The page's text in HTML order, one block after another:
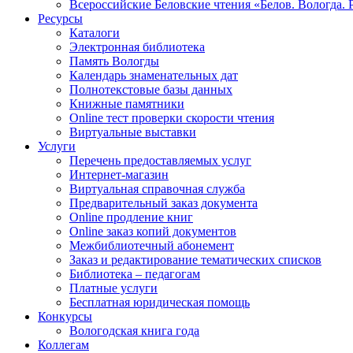
Всероссийские Беловские чтения «Белов. Вологда.
Ресурсы
Каталоги
Электронная библиотека
Память Вологды
Календарь знаменательных дат
Полнотекстовые базы данных
Книжные памятники
Online тест проверки скорости чтения
Виртуальные выставки
Услуги
Перечень предоставляемых услуг
Интернет-магазин
Виртуальная справочная служба
Предварительный заказ документа
Online продление книг
Online заказ копий документов
Межбиблиотечный абонемент
Заказ и редактирование тематических списков
Библиотека – педагогам
Платные услуги
Бесплатная юридическая помощь
Конкурсы
Вологодская книга года
Коллегам